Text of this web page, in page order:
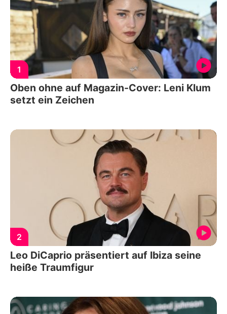
1
Oben ohne auf Magazin-Cover: Leni Klum
setzt ein Zeichen
2
Leo DiCaprio präsentiert auf Ibiza seine
heiße Traumfigur